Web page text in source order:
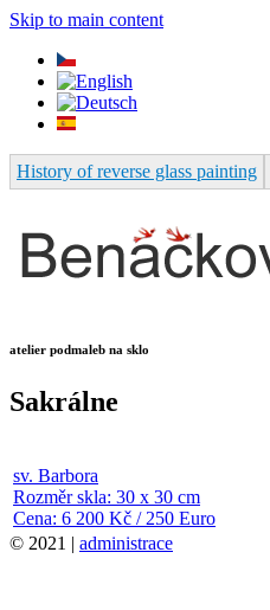
Skip to main content
History of reverse glass painting
atelier podmaleb na sklo
Sakrálne
sv. Barbora
Rozměr skla: 30 x 30 cm
Cena: 6 200 Kč / 250 Euro
© 2021 | administrace